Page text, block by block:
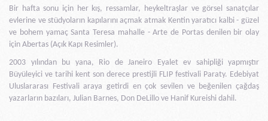
Bir hafta sonu için her kış, ressamlar, heykeltraşlar ve görsel sanatçılar
evlerine ve stüdyoların kapılarını açmak atmak Kentin yaratıcı kalbi - güzel
ve bohem yamaç Santa Teresa mahalle - Arte de Portas denilen bir olay
için Abertas (Açık Kapı Resimler).
2003 yılından bu yana, Rio de Janeiro Eyalet ev sahipliği yapmıştır
Büyüleyici ve tarihi kent son derece prestijli FLIP festivali Paraty. Edebiyat
Uluslararası Festivali araya getirdi en çok sevilen ve beğenilen çağdaş
yazarların bazıları, Julian Barnes, Don DeLillo ve Hanif Kureishi dahil.